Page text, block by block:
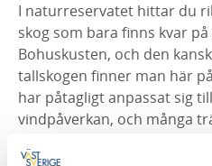
I naturreservatet hittar du
skog som bara finns kvar
Bohuskusten, och den
tallskogen finner man här
har påtagligt anpassat sig
vindpåverkan, och många